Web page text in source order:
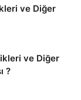
ve Diğer
ve Diğer
?